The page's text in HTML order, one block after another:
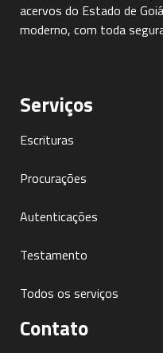
acervos do Estado de
moderno, com toda
Serviços
Escrituras
Procurações
Autenticações
Testamento
Todos os serviços
Contato